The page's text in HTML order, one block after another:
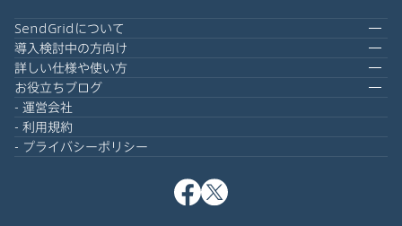
SendGridについて
導入検討中の方向け
詳しい仕様や使い方
お役立ちブログ
運営会社
利用規約
プライバシーポリシー